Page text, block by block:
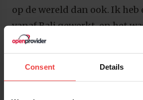
Consent Details
op de wereld dan ook. Ik heb
vanaf Bali gewerkt, en het
Wil jij ook onderdeel worden
multiculturele en volledig op
team?Hier bekijk je onze